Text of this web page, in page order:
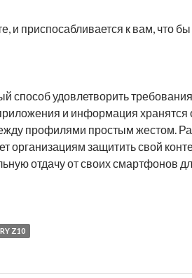
и приспосабливается к вам, что
способ удовлетворить требования
и информация хранятся
профилями простым жестом.
защитить свой
отдачу от своих смартфонов
Z10